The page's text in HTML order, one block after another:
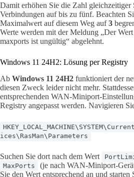
Damit erhöhen Sie die Zahl gleichzeitiger
Verbindungen auf bis zu fünf. Beachten
Maximalwert auf diesem Weg auf3
Werte werden mit der Meldung „Der
maxports ist ungültig“ abgelehnt.
Windows 11 24H2: Lösung per Registry
Ab Windows 11 24H2 funktioniert der
diesen Zweck leider nicht mehr.
entsprechenden WAN-Miniport-
Registry angepasst werden. Navigieren
ices\RasMan\Parameters
Suchen Sie dort nach dem Wert
MaxPorts
(je nach WAN-Miniport-
Sie den Wert entsprechend an und starten